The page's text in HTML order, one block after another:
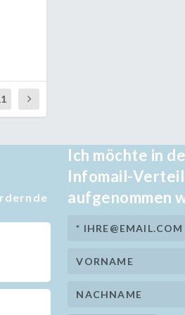
Ich möchte in
Infomail-
aufgenommen